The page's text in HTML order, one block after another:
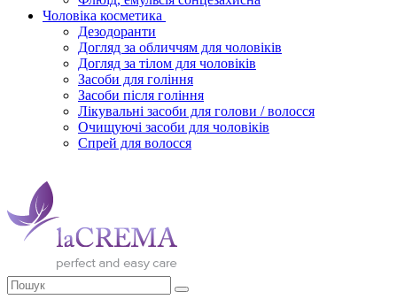
Чоловіка косметика
Дезодоранти
Догляд за обличчям для чоловіків
Догляд за тілом для чоловіків
Засоби для гоління
Засоби після гоління
Лікувальні засоби для голови / волосся
Очищуючі засоби для чоловіків
Спрей для волосся